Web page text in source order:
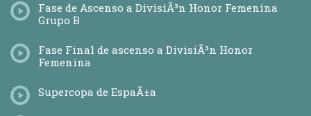
Fase de Ascenso a DivisiÃ³n Honor Femenina
Grupo B
Fase Final de ascenso a DivisiÃ³n Honor
Femenina
Supercopa de EspaÃ±a